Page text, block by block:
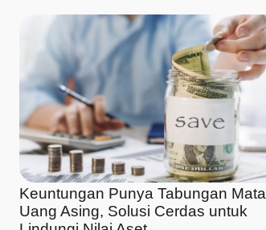
Keuntungan Punya Tabungan Mata
Uang Asing, Solusi Cerdas untuk